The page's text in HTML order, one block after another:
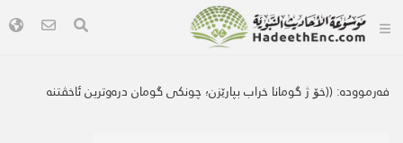
فەرموودە: ((خۆ ژ گومانا خراب بپارێزن؛ چونكی گومان دره‌وترین ئاخڤتنه